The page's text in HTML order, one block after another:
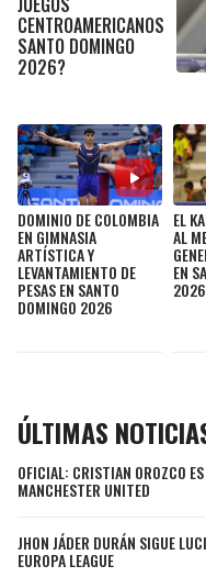
LIGA DE EXPANSIÓN MX
LEAGUES CUP
UEFA EUROPA LEAGUE
UEFA CONFERENCE
COPA LIBERTADORES
COPA SUDAMERICANA
LIGA BETPLAY
OTRAS LIGAS
RAIDERS
RAVENS
BENGALS
BROWNS
TITANS
CAVALIERS
PACERS
BUCKS
HAWKS
WARRIORS
CENTROAMERICANOS
SANTO DOMINGO
2026?
DOMINIO DE COLOMBIA
EN GIMNASIA
ARTÍSTICA Y
LEVANTAMIENTO DE
PESAS EN SANTO
DOMINGO 2026
EL
AL
EN
2026
ÚLTIMAS
OFICIAL: CRISTIAN OROZCO
MANCHESTER UNITED
JHON JÁDER DURÁN SIGUE
EUROPA LEAGUE